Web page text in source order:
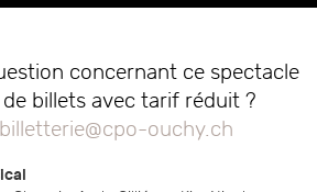
concernant ce spectacle
billets avec tarif réduit ?
billetterie@cpo-ouchy.ch